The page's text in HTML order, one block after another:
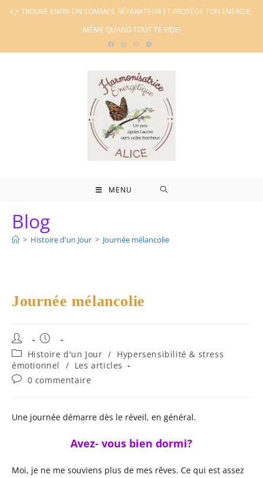
Skip👉 TROUVE ENFIN UN SOMMEIL RÉPARATEUR ET PROTÈGE TON ENERGIE,
MÊME QUAND TOUT TE VIDE!
MENU
Blog
> Histoire d'un Jour > Journée mélancolie
Journée mélancolie
Auteur/autrice
de
la
publication :
Publication
publiée :
Post
category:
Histoire d'un Jour / Hypersensibilité & stress
émotionnel
/ Les articles
Commentaires
publication :
0 commentaire
Une journée démarre dès le réveil, en général.
Avez- vous bien dormi?
Moi, je ne me souviens plus de mes rêves. Ce qui est assez